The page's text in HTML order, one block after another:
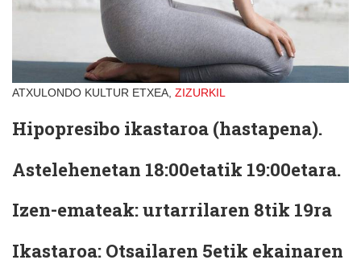
ATXULONDO KULTUR ETXEA, ZIZURKIL
Hipopresibo ikastaroa (hastapena).
Astelehenetan 18:00etatik 19:00etara.
Izen-emateak: urtarrilaren 8tik 19ra
Ikastaroa: Otsailaren 5etik ekainaren